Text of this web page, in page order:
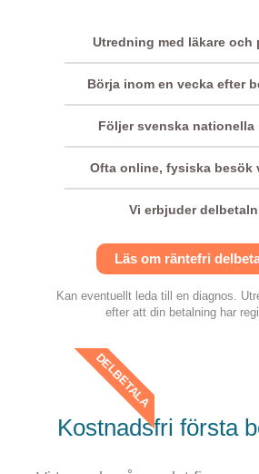
Utredning med läkare och
Börja inom en vecka efter
Följer svenska
Ofta online, fysiska besök
Vi erbjuder
Läs om räntefri
Kan eventuellt leda till en diagnos.
efter att din betalning har
DELBETALA
Kostnadsfri första